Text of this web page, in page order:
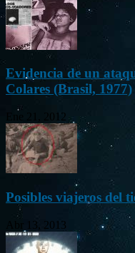
Evidencia de un
Colares (Brasil, 1977)
Ene 21, 2012
Posibles viajeros del
Abr 13, 2013